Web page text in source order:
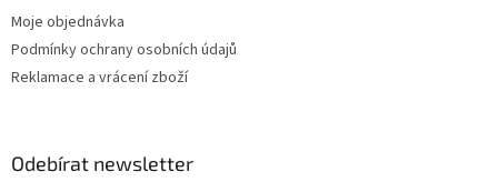
Moje objednávka
Podmínky ochrany osobních údajů
Reklamace a vrácení zboží
Odebírat newsletter